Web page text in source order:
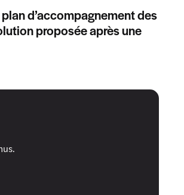
d’accompagnement des
proposée après une